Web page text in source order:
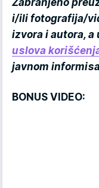
i/ili fotografija/
izvora i autora, a
uslova
javnom
BONUS VIDEO: